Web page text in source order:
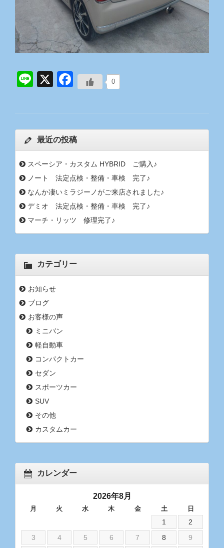
0
Line
X Facebook
最近の投稿
スペーシア・カスタム HYBRID ご購入♪
ノート 法定点検・整備・車検 完了♪
なんか凄いミラジーノがご来店されました♪
デミオ 法定点検・整備・車検 完了♪
マーチ・リッツ 修理完了♪
カテゴリー
お知らせ
ブログ
お客様の声
ミニバン
軽自動車
コンパクトカー
セダン
スポーツカー
SUV
その他
カスタムカー
カレンダー
2026年8月
月 火 水 木 金 土 日
1
2
3
4 5 6 7 8
9